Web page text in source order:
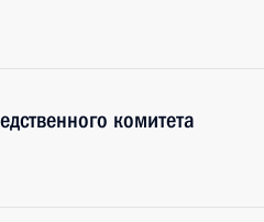
комитета